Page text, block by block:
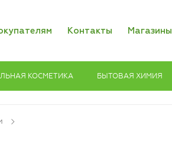
Контакты Магазины
КОСМЕТИКА БЫТОВАЯ ХИМИЯ